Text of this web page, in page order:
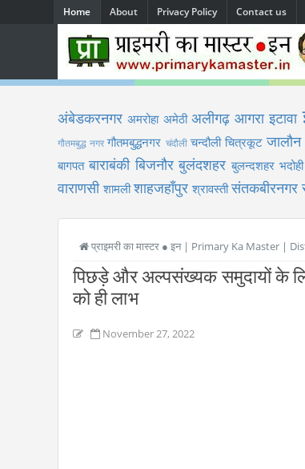
Home About Privacy Policy Contact us
अंबेडकरनगर अमरोहा अमेठी अलीगढ़ आगरा इटावा
गौतमबुद्ध नगर गौतमबुद्धनगर चंदौली चन्दौली चित्रकूट जालौन
बागपत बाराबंकी बिजनौर बुलंदशहर बुलन्दशहर भदोही
वाराणसी शामली शाहजहाँपुर श्रावस्ती संतकबीरनगर
प्राइमरी का मास्टर ● इन | Primary Ka Master |
पिछड़े और अल्पसंख्यक समुदायों के लिए
को ही लाभ
November 27, 2022